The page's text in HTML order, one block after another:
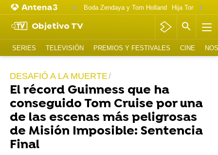
Boda Zendaya y Tom Holland Hija Tom
Objetivo TV
SERIES TELEVISIÓN PREMIOS Y FESTIVALES CINE
DESAFIÓ A LA MUERTE
El récord Guinness que ha
conseguido Tom Cruise por una
de las escenas más peligrosas
de Misión Imposible: Sentencia
Final